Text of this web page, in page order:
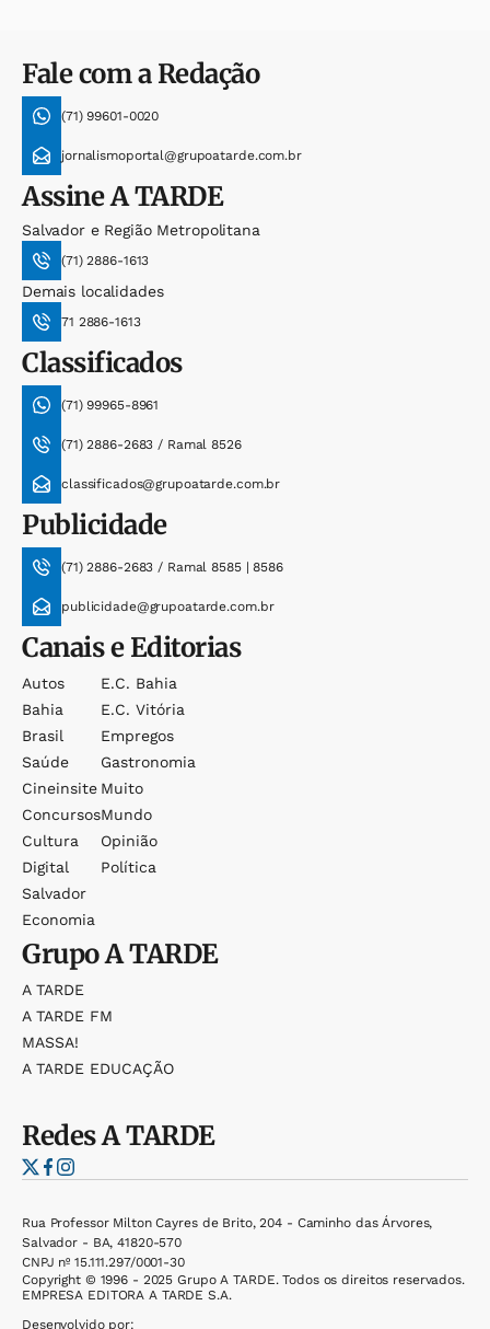
Fale com a Redação
(71) 99601-0020
jornalismoportal@grupoatarde.com.br
AssineA TARDE
Salvador e Região Metropolitana
(71) 2886-1613
Demais localidades
71 2886-1613
Classificados
(71) 99965-8961
(71) 2886-2683 / Ramal 8526
classificados@grupoatarde.com.br
Publicidade
(71) 2886-2683 / Ramal 8585 | 8586
publicidade@grupoatarde.com.br
Canais e Editorias
Autos
Bahia
Brasil
Saúde
Cineinsite
Concursos
Cultura
Digital
Salvador
Economia
E.c. Bahia
E.c. Vitória
Empregos
Gastronomia
Muito
Mundo
Opinião
Política
GrupoA TARDE
A TARDE
A TARDE FM
MASSA!
A TARDE EDUCAÇÃO
RedesA TARDE
Rua Professor Milton Cayres de Brito, 204 - Caminho das Árvores,
Salvador - BA, 41820-570
CNPJ nº 15.111.297/0001-30
Copyright © 1996 - 2025 Grupo A TARDE. Todos os direitos reservados.
EMPRESA EDITORA A TARDE S.A.
Desenvolvido por: